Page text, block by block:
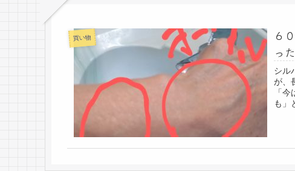
買い物
６
っ
シル
が、
「
も」